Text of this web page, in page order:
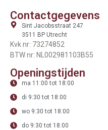
Contactgegevens
Sint Jacobsstraat 247
3511 BP Utrecht
Kvk nr: 73274852
BTW nr: NL002981103B55
Openingstijden
ma 11:00 tot 18:00
di 9:30 tot 18:00
wo 9:30 tot 18:00
do 9:30 tot 18:00